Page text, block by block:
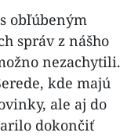
obľúbeným
správ z nášho
nezachytili.
kde majú
ale aj do
dokončiť